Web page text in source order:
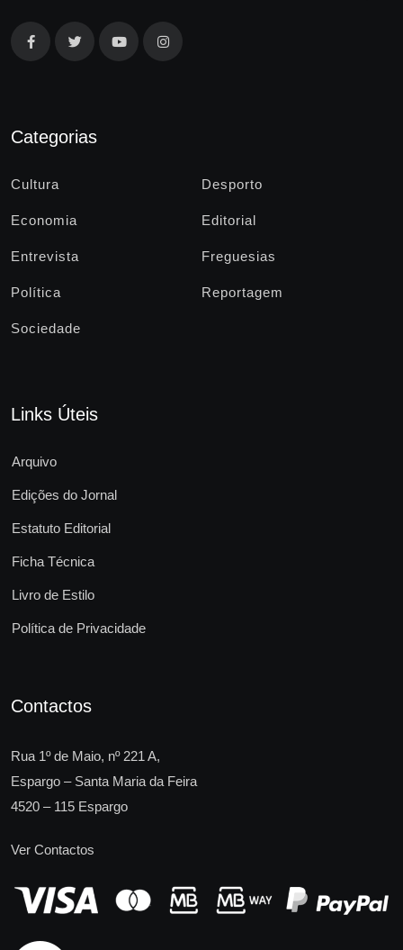
Categorias
Cultura Desporto
Economia Editorial
Entrevista Freguesias
Política Reportagem
Sociedade
Links Úteis
Arquivo
Edições do Jornal
Estatuto Editorial
Ficha Técnica
Livro de Estilo
Política de Privacidade
Contactos
Rua 1º de Maio, nº 221 A,
Espargo – Santa Maria da Feira
4520 – 115 Espargo
Ver Contactos